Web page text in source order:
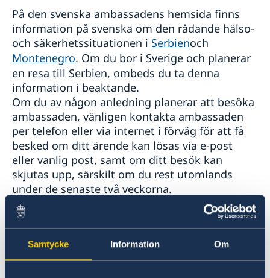
Samtycke Information Om
På den svenska ambassadens hemsida finns
information på svenska om den rådande hälso-
och säkerhetssituationen i Serbienoch
Montenegro. Om du bor i Sverige och planerar
en resa till Serbien, ombeds du ta denna
information i beaktande.
Om du av någon anledning planerar att besöka
ambassaden, vänligen kontakta ambassaden
per telefon eller via internet i förväg för att få
besked om ditt ärende kan lösas via e-post
eller vanlig post, samt om ditt besök kan
skjutas upp, särskilt om du rest utomlands
under de senaste två veckorna.
Om du ändå måste besöka ambassaden,
vänligen gör en telefonbokning först. När du
kommer, rekommenderas du att du står på ett
visst avstånd från de andra framför